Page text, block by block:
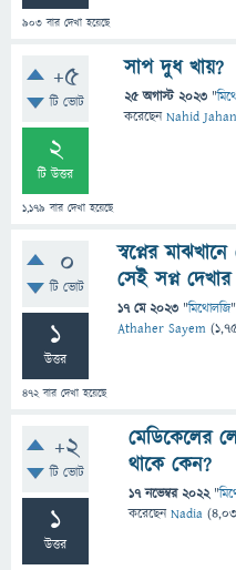
903 বার দেখা হয়েছে
+5
টি ভোট
2
টি উত্তর
1,179 বার দেখা হয়েছে
সাপ দুধ খায়?
25 অগাস্ট 2023 "
করেছেনNahid
0
টি ভোট
1
উত্তর
472বার দেখা হয়েছে
স্বপ্নের
সেই সপ্ন
17 মে 2023 "মিথোলজি
Athaher Sayem (
+2
টি ভোট
1
উত্তর
মেডিকেলের
থাকে কেন?
17 নভেম্বর 2022 "
করেছেনNadia (